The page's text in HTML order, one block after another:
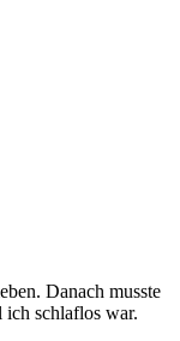
Danach musste
schlaflos war.